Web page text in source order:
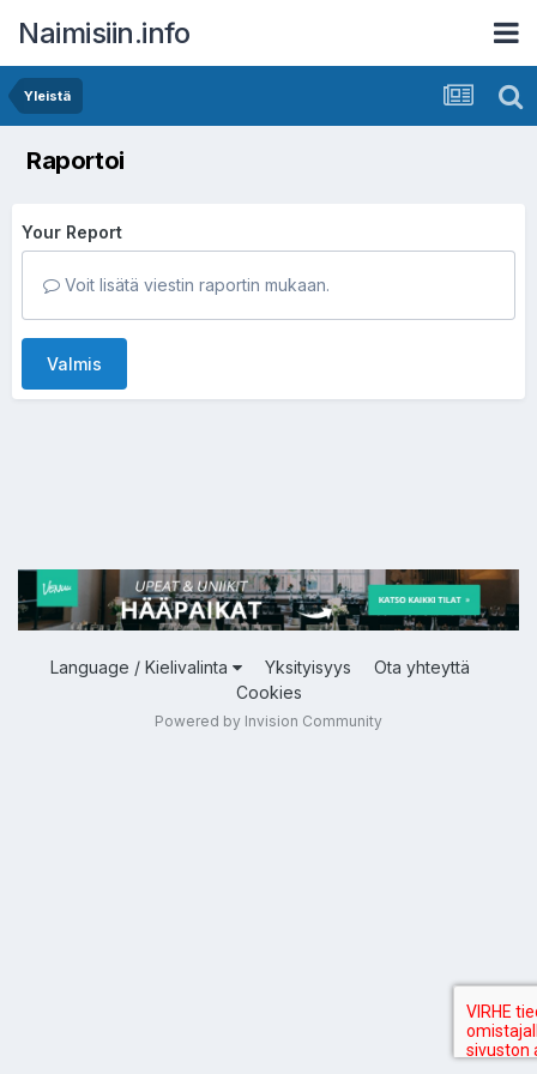
Naimisiin.info
Yleistä
Raportoi
Your Report
Voit lisätä viestin raportin mukaan.
Valmis
Language / Kielivalinta Yksityisyys
Ota yhteyttä
Cookies
Powered by Invision Community